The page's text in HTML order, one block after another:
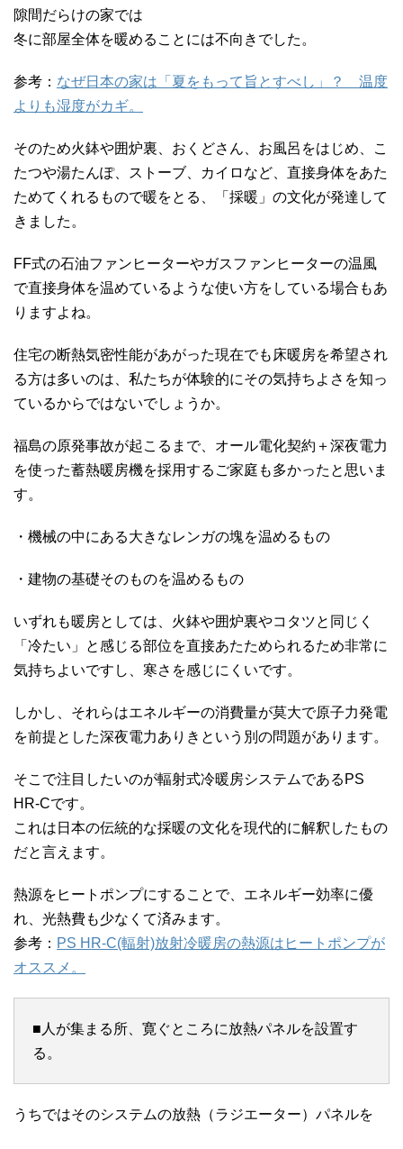
隙間だらけの家では
冬に部屋全体を暖めることには不向きでした。
参考： なぜ日本の家は「夏をもって旨とすべし」？ 温度
よりも湿度がカギ。
そのため火鉢や囲炉裏、おくどさん、お風呂をはじめ、こ
たつや湯たんぽ、ストーブ、カイロなど、直接身体をあた
ためてくれるもので暖をとる、「採暖」の文化が発達して
きました。
FF式の石油ファンヒーターやガスファンヒーターの温風
で直接身体を温めているような使い方をしている場合もあ
りますよね。
住宅の断熱気密性能があがった現在でも床暖房を希望され
る方は多いのは、私たちが体験的にその気持ちよさを知っ
ているからではないでしょうか。
福島の原発事故が起こるまで、オール電化契約＋深夜電力
を使った蓄熱暖房機を採用するご家庭も多かったと思いま
す。
・機械の中にある大きなレンガの塊を温めるもの
・建物の基礎そのものを温めるもの
いずれも暖房としては、火鉢や囲炉裏やコタツと同じく
「冷たい」と感じる部位を直接あたためられるため非常に
気持ちよいですし、寒さを感じにくいです。
しかし、それらはエネルギーの消費量が莫大で原子力発電
を前提とした深夜電力ありきという別の問題があります。
そこで注目したいのが輻射式冷暖房システムであるPS
HR-Cです。
これは日本の伝統的な採暖の文化を現代的に解釈したもの
だと言えます。
熱源をヒートポンプにすることで、エネルギー効率に優
れ、光熱費も少なくて済みます。
参考： PS HR-C(輻射)放射冷暖房の熱源はヒートポンプが
オススメ。
■人が集まる所、寛ぐところに放熱パネルを設置す
る。
うちではそのシステムの放熱（ラジエーター）パネルを